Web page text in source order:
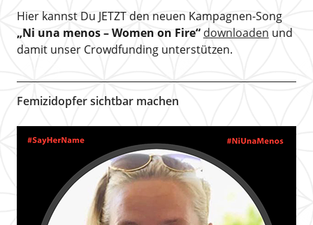
Hier kannst Du JETZT den neuen Kampagnen-Song
„Ni una menos – Women on Fire“ downloaden und
damit unser Crowdfunding unterstützen.
Femizidopfer sichtbar machen